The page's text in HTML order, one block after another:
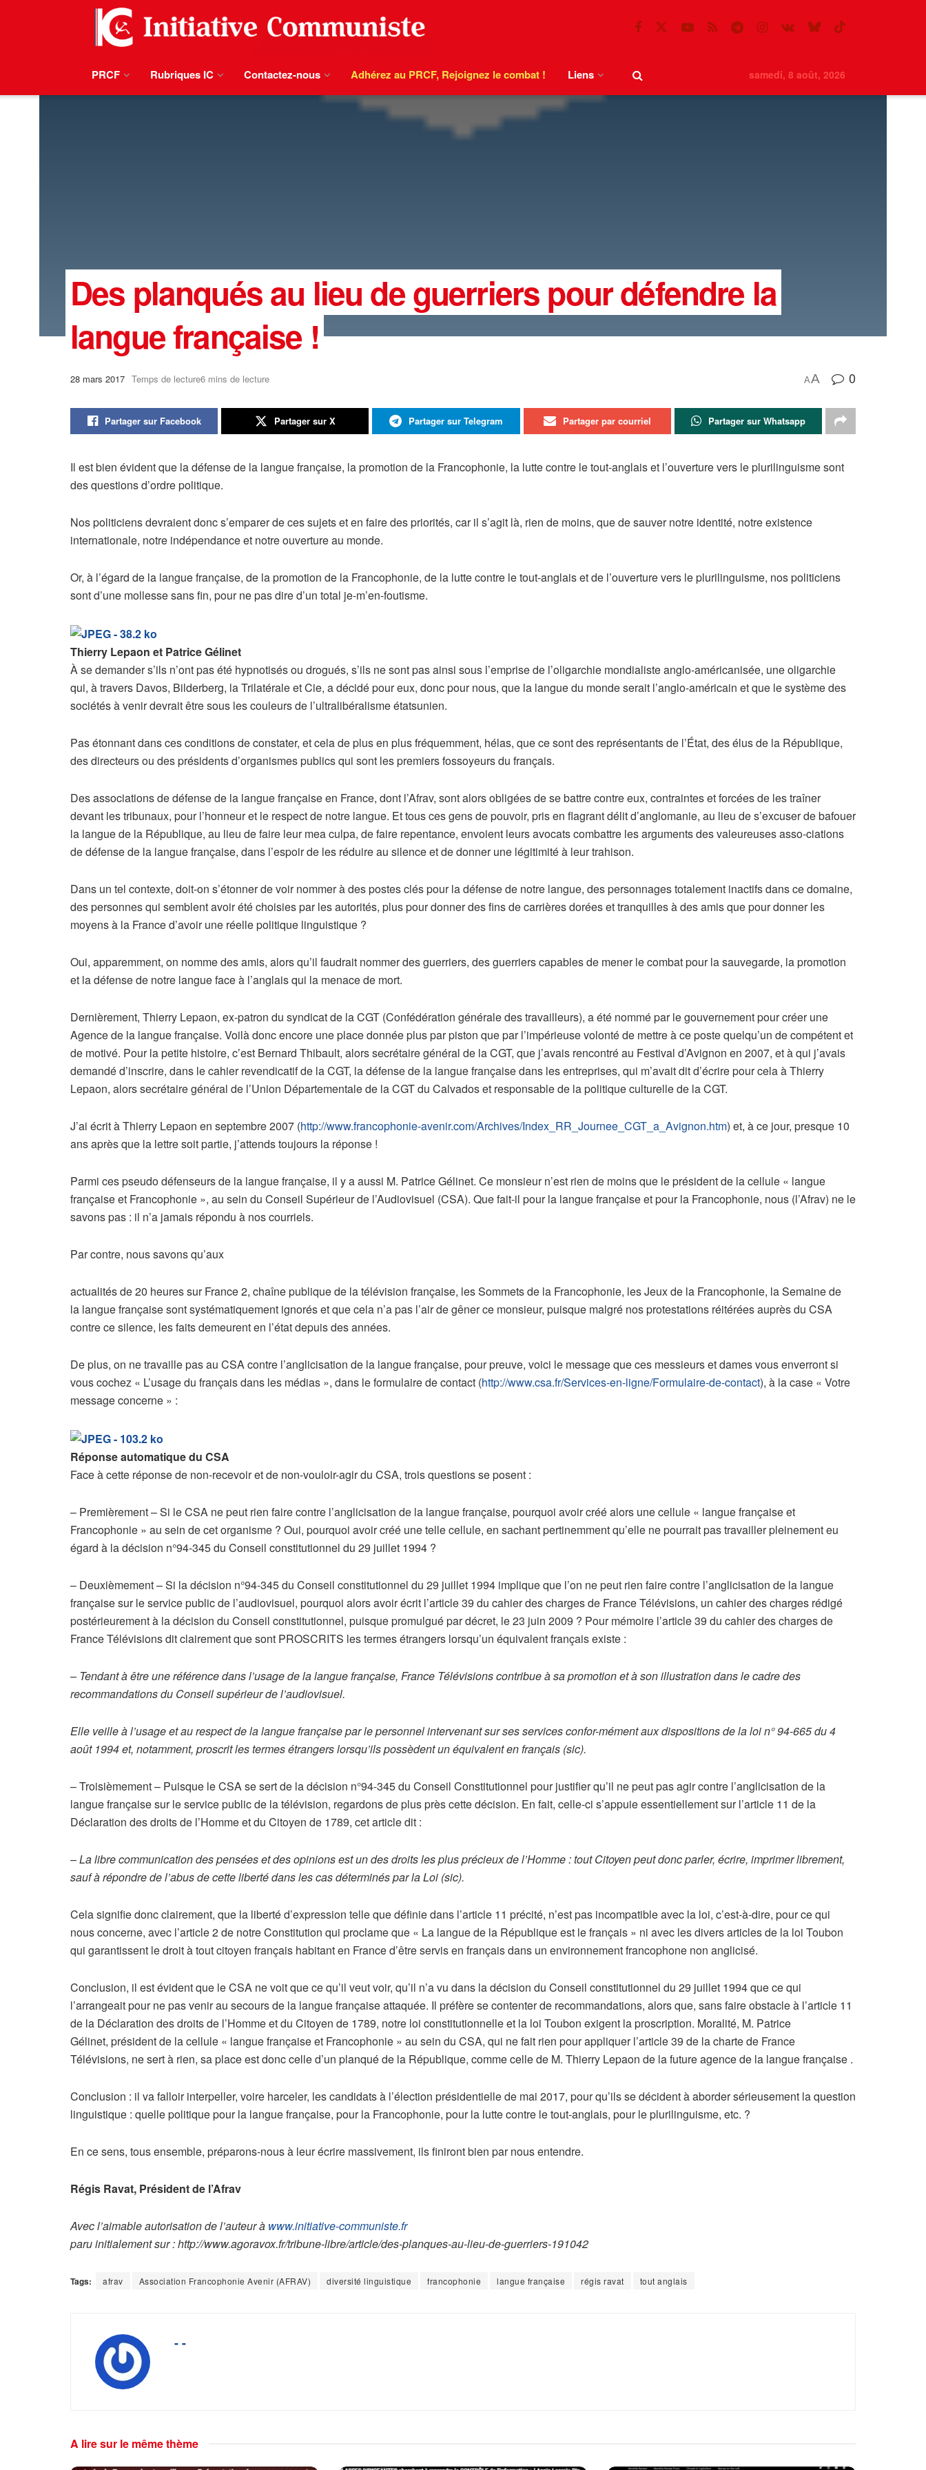
PRCF Rubriques IC Contactez-nous Adhérez au PRCF, Rejoignez le combat ! Liens samedi, 8 août, 2026
Des planqués au lieu de guerriers pour défendre la
langue française !
28 mars 2017 Temps de lecture6 mins de lecture AA 0
Partager sur Facebook Partager sur X Partager sur Telegram Partager par courriel Partager sur Whatsapp
Il est bien évident que la défense de la langue française, la promotion de la Francophonie, la lutte contre le tout-anglais et l’ouverture vers le plurilinguisme sont
des questions d’ordre politique.
Nos politiciens devraient donc s’emparer de ces sujets et en faire des priorités, car il s’agit là, rien de moins, que de sauver notre identité, notre existence
internationale, notre indépendance et notre ouverture au monde.
Or, à l’égard de la langue française, de la promotion de la Francophonie, de la lutte contre le tout-anglais et de l’ouverture vers le plurilinguisme, nos politiciens
sont d’une mollesse sans fin, pour ne pas dire d’un total je-m’en-foutisme.
Thierry Lepaon et Patrice Gélinet
À se demander s’ils n’ont pas été hypnotisés ou drogués, s’ils ne sont pas ainsi sous l’emprise de l’oligarchie mondialiste anglo-américanisée, une oligarchie
qui, à travers Davos, Bilderberg, la Trilatérale et Cie, a décidé pour eux, donc pour nous, que la langue du monde serait l’anglo-américain et que le système des
sociétés à venir devrait être sous les couleurs de l’ultralibéralisme étatsunien.
Pas étonnant dans ces conditions de constater, et cela de plus en plus fréquemment, hélas, que ce sont des représentants de l’État, des élus de la République,
des directeurs ou des présidents d’organismes publics qui sont les premiers fossoyeurs du français.
Des associations de défense de la langue française en France, dont l’Afrav, sont alors obligées de se battre contre eux, contraintes et forcées de les traîner
devant les tribunaux, pour l’honneur et le respect de notre langue. Et tous ces gens de pouvoir, pris en flagrant délit d’anglomanie, au lieu de s’excuser de bafouer
la langue de la République, au lieu de faire leur mea culpa, de faire repentance, envoient leurs avocats combattre les arguments des valeureuses asso-ciations
de défense de la langue française, dans l’espoir de les réduire au silence et de donner une légitimité à leur trahison.
Dans un tel contexte, doit-on s’étonner de voir nommer à des postes clés pour la défense de notre langue, des personnages totalement inactifs dans ce domaine,
des personnes qui semblent avoir été choisies par les autorités, plus pour donner des fins de carrières dorées et tranquilles à des amis que pour donner les
moyens à la France d’avoir une réelle politique linguistique ?
Oui, apparemment, on nomme des amis, alors qu’il faudrait nommer des guerriers, des guerriers capables de mener le combat pour la sauvegarde, la promotion
et la défense de notre langue face à l’anglais qui la menace de mort.
Dernièrement, Thierry Lepaon, ex-patron du syndicat de la CGT (Confédération générale des travailleurs), a été nommé par le gouvernement pour créer une
Agence de la langue française. Voilà donc encore une place donnée plus par piston que par l’impérieuse volonté de mettre à ce poste quelqu’un de compétent et
de motivé. Pour la petite histoire, c’est Bernard Thibault, alors secrétaire général de la CGT, que j’avais rencontré au Festival d’Avignon en 2007, et à qui j’avais
demandé d’inscrire, dans le cahier revendicatif de la CGT, la défense de la langue française dans les entreprises, qui m’avait dit d’écrire pour cela à Thierry
Lepaon, alors secrétaire général de l’Union Départementale de la CGT du Calvados et responsable de la politique culturelle de la CGT.
J’ai écrit à Thierry Lepaon en septembre 2007 (http://www.francophonie-avenir.com/Archives/Index_RR_Journee_CGT_a_Avignon.htm) et, à ce jour, presque 10
ans après que la lettre soit partie, j’attends toujours la réponse !
Parmi ces pseudo défenseurs de la langue française, il y a aussi M. Patrice Gélinet. Ce monsieur n’est rien de moins que le président de la cellule « langue
française et Francophonie », au sein du Conseil Supérieur de l’Audiovisuel (CSA). Que fait-il pour la langue française et pour la Francophonie, nous (l’Afrav) ne le
savons pas : il n’a jamais répondu à nos courriels.
Par contre, nous savons qu’aux
actualités de 20 heures sur France 2, chaîne publique de la télévision française, les Sommets de la Francophonie, les Jeux de la Francophonie, la Semaine de
la langue française sont systématiquement ignorés et que cela n’a pas l’air de gêner ce monsieur, puisque malgré nos protestations réitérées auprès du CSA
contre ce silence, les faits demeurent en l’état depuis des années.
De plus, on ne travaille pas au CSA contre l’anglicisation de la langue française, pour preuve, voici le message que ces messieurs et dames​ vous enverront si
vous cochez « L’usage du français dans les médias », dans le formulaire de contact (http://www.csa.fr/Services-en-ligne/Formulaire-de-contact), à la case « Votre
message concerne » :
Réponse automatique du CSA
Face à cette réponse de non-recevoir et de non-vouloir-agir du CSA, trois questions se posent :
– Premièrement – Si le CSA ne peut rien faire contre l’anglicisation de la langue française, pourquoi avoir créé alors une cellule « langue française et
Francophonie » au sein de cet organisme ? Oui, pourquoi avoir créé une telle cellule, en sachant pertinemment qu’elle ne pourrait pas travailler pleinement eu
égard à la décision n°94-345 ​du Conseil constitutionnel du 29 juillet 1994 ?
– Deuxièmement – Si la décision n°94-345 ​du Conseil constitutionnel du 29 juillet 1994 implique que l’on ne peut rien faire contre l’anglicisation de la langue
française sur le service public de l’audiovisuel, pourquoi alors avoir écrit l’article 39 du cahier des charges de France Télévisions, un cahier des charges rédigé
postérieurement à la décision du Conseil constitutionnel, puisque promulgué par décret, le 23 juin 2009 ? Pour mémoire l’article 39 du cahier des charges de
France Télévisions dit clairement que sont PROSCRITS les termes étrangers lorsqu’un équivalent français existe :
– Tendant à être une référence dans l’usage de la langue française, France Télévisions contribue à sa promotion et à son illustration dans le cadre des
recommandations du Conseil supérieur de l’audiovisuel.
Elle veille à l’usage et au respect de la langue française par le personnel intervenant sur ses services confor-mément aux dispositions de la loi n° 94-665 du 4
août 1994 et, notamment, proscrit les termes étrangers lorsqu’ils possèdent un équivalent en français (sic).
– Troisièmement – Puisque le CSA se sert de la décision n°94-345 du Conseil Constitutionnel pour justifier qu’il ne peut pas agir contre l’anglicisation de la
langue française sur le service public de la télévision, regardons de plus près cette décision. En fait, celle-ci s’appuie essentiellement sur l’article 11 de la
Déclaration des droits de l’Homme et du Citoyen de 1789, cet article dit :
– La libre communication des pensées et des opinions est un des droits les plus précieux de l’Homme : tout Citoyen peut donc parler, écrire, imprimer librement,
sauf à répondre de l’abus de cette liberté dans les cas déterminés par la Loi (sic).
Cela signifie donc clairement, que la liberté d’expression telle que définie dans l’article 11 précité, n’est pas incompatible avec la loi, c’est-à-dire, pour ce qui
nous concerne, avec l’article 2 de notre Constitution qui proclame que « La langue de la République est le français » ni avec les divers articles de la loi Toubon
qui garantissent le droit à tout citoyen français habitant en France d’être servis en français dans un environnement francophone non anglicisé.
Conclusion, il est évident que le CSA ne voit que ce qu’il veut voir, qu’il n’a vu dans la décision du Conseil constitutionnel du 29 juillet 1994 que ce qui
l’arrangeait pour ne pas venir au secours de la langue française attaquée. Il préfère se contenter de recommandations, alors que, sans faire obstacle à l’article 11
de la Déclaration des droits de l’Homme et du Citoyen de 1789, notre loi constitutionnelle et la loi Toubon exigent la proscription. Moralité, M. Patrice
Gélinet, président de la cellule « langue française et Francophonie » au sein du CSA, qui ne fait rien pour appliquer l’article 39 de la charte de France
Télévisions, ne sert à rien, sa place est donc celle d’un planqué de la République, comme celle de M. Thierry Lepaon de la future agence de la langue française .
​Conclusion : il va falloir interpeller, voire harceler, les candidats à l’élection présidentielle de mai 2017, pour qu’ils se décident à aborder sérieusement la question
linguistique : quelle politique pour la langue française, pour la Francophonie, pour la lutte contre le tout-anglais, pour le plurilinguisme, etc. ?
En ce sens, tous ensemble, préparons-nous à leur écrire massivement, ils finiront bien par nous entendre.
Régis Ravat, Président de l’Afrav
Avec l’aimable autorisation de l’auteur à www.initiative-communiste.fr
paru initialement sur : http://www.agoravox.fr/tribune-libre/article/des-planques-au-lieu-de-guerriers-191042
Tags: afrav Association Francophonie Avenir (AFRAV) diversité linguistique francophonie langue française régis ravat tout anglais
- -
A lire sur le même thème